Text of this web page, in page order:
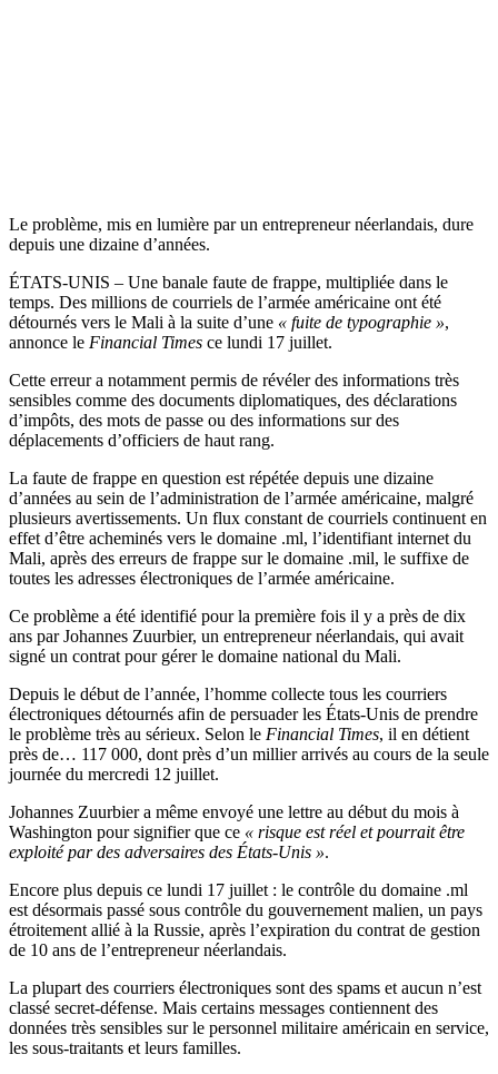
Le problème, mis en lumière par un entrepreneur néerlandais, dure
depuis une dizaine d’années.
ÉTATS-UNIS – Une banale faute de frappe, multipliée dans le
temps. Des millions de courriels de l’armée américaine ont été
détournés vers le Mali à la suite d’une « fuite de typographie »,
annonce le Financial Times ce lundi 17 juillet.
Cette erreur a notamment permis de révéler des informations très
sensibles comme des documents diplomatiques, des déclarations
d’impôts, des mots de passe ou des informations sur des
déplacements d’officiers de haut rang.
La faute de frappe en question est répétée depuis une dizaine
d’années au sein de l’administration de l’armée américaine, malgré
plusieurs avertissements. Un flux constant de courriels continuent en
effet d’être acheminés vers le domaine .ml, l’identifiant internet du
Mali, après des erreurs de frappe sur le domaine .mil, le suffixe de
toutes les adresses électroniques de l’armée américaine.
Ce problème a été identifié pour la première fois il y a près de dix
ans par Johannes Zuurbier, un entrepreneur néerlandais, qui avait
signé un contrat pour gérer le domaine national du Mali.
Depuis le début de l’année, l’homme collecte tous les courriers
électroniques détournés afin de persuader les États-Unis de prendre
le problème très au sérieux. Selon le Financial Times, il en détient
près de… 117 000, dont près d’un millier arrivés au cours de la seule
journée du mercredi 12 juillet.
Johannes Zuurbier a même envoyé une lettre au début du mois à
Washington pour signifier que ce « risque est réel et pourrait être
exploité par des adversaires des États-Unis ».
Encore plus depuis ce lundi 17 juillet : le contrôle du domaine .ml
est désormais passé sous contrôle du gouvernement malien, un pays
étroitement allié à la Russie, après l’expiration du contrat de gestion
de 10 ans de l’entrepreneur néerlandais.
La plupart des courriers électroniques sont des spams et aucun n’est
classé secret-défense. Mais certains messages contiennent des
données très sensibles sur le personnel militaire américain en service,
les sous-traitants et leurs familles.